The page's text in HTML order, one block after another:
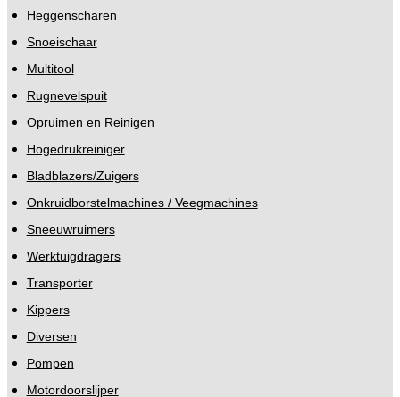
Heggenscharen
Snoeischaar
Multitool
Rugnevelspuit
Opruimen en Reinigen
Hogedrukreiniger
Bladblazers/Zuigers
Onkruidborstelmachines / Veegmachines
Sneeuwruimers
Werktuigdragers
Transporter
Kippers
Diversen
Pompen
Motordoorslijper